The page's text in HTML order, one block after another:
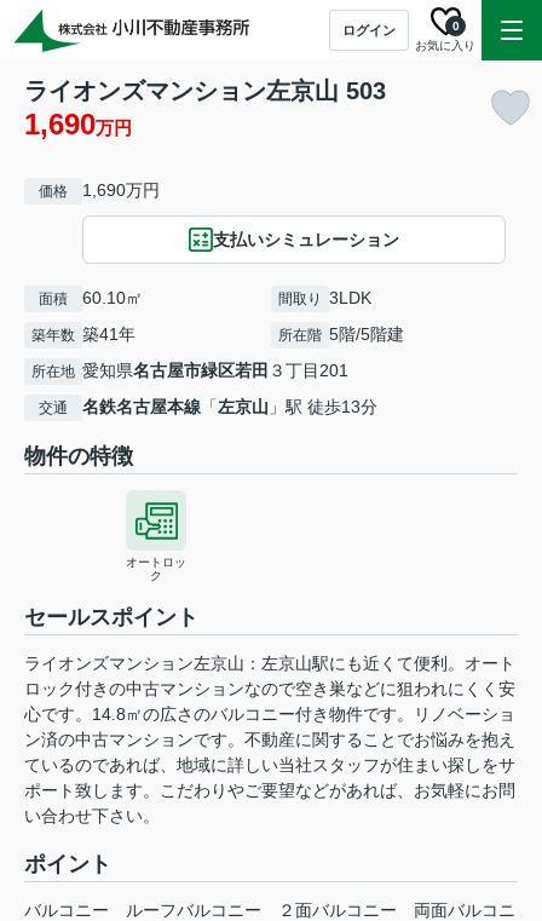
ログイン
お気に入り
0
ライオンズマンション左京山 503
1,690万円
価格 1,690万円
支払いシミュレーション
面積 60.10㎡ 間取り 3LDK
築年数 築41年 所在階 5階/5階建
所在地 愛知県名古屋市緑区若田 ３丁目201
交通 名鉄名古屋本線 「左京山 」駅 徒歩13分
物件の特徴
オートロッ
ク
セールスポイント
ライオンズマンション左京山：左京山駅にも近くて便利。オート
ロック付きの中古マンションなので空き巣などに狙われにくく安
心です。14.8㎡の広さのバルコニー付き物件です。リノベーショ
ン済の中古マンションです。不動産に関することでお悩みを抱え
ているのであれば、地域に詳しい当社スタッフが住まい探しをサ
ポート致します。こだわりやご要望などがあれば、お気軽にお問
い合わせ下さい。
ポイント
バルコニー ルーフバルコニー ２面バルコニー
両面バルコニ